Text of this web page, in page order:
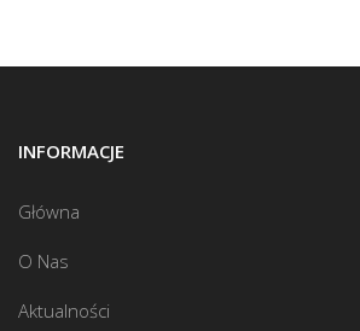
INFORMACJE
Główna
O Nas
Aktualności